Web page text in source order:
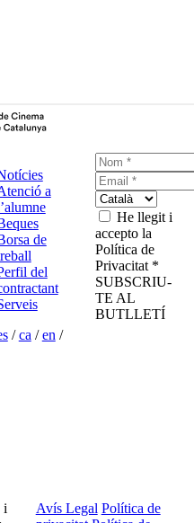
a
de
del
/ca /en /
He llegit i
accepto la
Política de
Privacitat *
SUBSCRIU-
TE AL
BUTLLETÍ
i
Avís Legal Política de